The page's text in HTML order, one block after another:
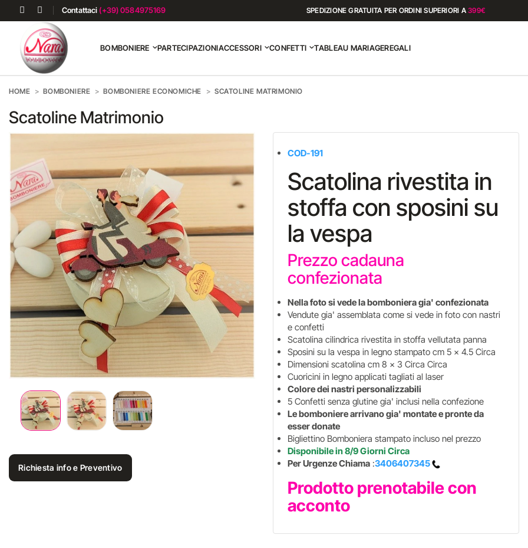
Contattaci (+39) 0584975169 SPEDIZIONE GRATUITA PER ORDINI SUPERIORI A399€
BOMBONIERE PARTECIPAZIONIACCESSORI CONFETTI TABLEAU MARIAGEREGALI
HOME BOMBONIERE BOMBONIERE ECONOMICHE SCATOLINE MATRIMONIO
Scatoline Matrimonio
Richiesta info e Preventivo
COD-191
Scatolina rivestita in
stoffa con sposini su
la vespa
Prezzo cadauna
confezionata
Nella foto si vede la bomboniera gia' confezionata
Vendute gia' assemblata come si vede in foto con nastri
e confetti
Scatolina cilindrica rivestita in stoffa vellutata panna
Sposini su la vespa in legno stampato cm 5 x 4.5 Circa
Dimensioni scatolina cm 8 x 3 Circa Circa
Cuoricini in legno applicati tagliati al laser
Colore dei nastri personalizzabili
5 Confetti senza glutine gia' inclusi nella confezione
Le bomboniere arrivano gia' montate e pronte da
esser donate
Bigliettino Bomboniera stampato incluso nel prezzo
Disponibile in 8/9 Giorni Circa
Per Urgenze Chiama:3406407345
Prodotto prenotabile con
acconto